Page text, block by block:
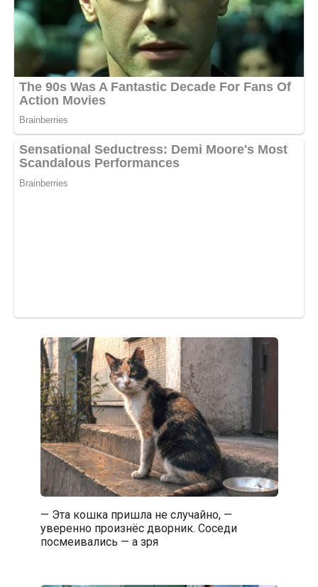
— Эта кошка пришла не случайно, —
уверенно произнёс дворник. Соседи
посмеивались — а зря